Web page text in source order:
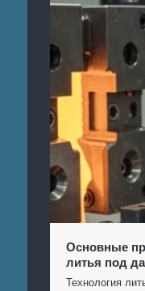
Основные
литья под
Технология